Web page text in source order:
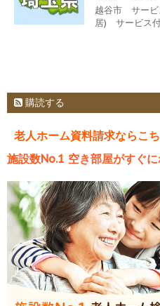
越谷市 サービ
居) サービス
購読する
老人ホーム資料請求ならこ
施設数No.1 空き部屋がすぐに